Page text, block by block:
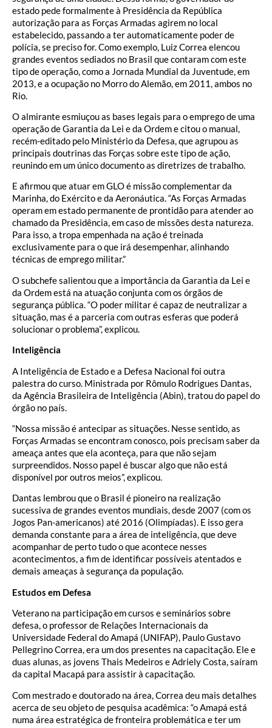
estado pede formalmente à Presidência da República
autorização para as Forças Armadas agirem no local
estabelecido, passando a ter automaticamente poder de
polícia, se preciso for. Como exemplo, Luiz Correa elencou
grandes eventos sediados no Brasil que contaram com este
tipo de operação, como a Jornada Mundial da Juventude, em
2013, e a ocupação no Morro do Alemão, em 2011, ambos no
Rio.
O almirante esmiuçou as bases legais para o emprego de uma
operação de Garantia da Lei e da Ordem e citou o manual,
recém-editado pelo Ministério da Defesa, que agrupou as
principais doutrinas das Forças sobre este tipo de ação,
reunindo em um único documento as diretrizes de trabalho.
E afirmou que atuar em GLO é missão complementar da
Marinha, do Exército e da Aeronáutica. “As Forças Armadas
operam em estado permanente de prontidão para atender ao
chamado da Presidência, em caso de missões desta natureza.
Para isso, a tropa empenhada na ação é treinada
exclusivamente para o que irá desempenhar, alinhando
técnicas de emprego militar.”
O subchefe salientou que a importância da Garantia da Lei e
da Ordem está na atuação conjunta com os órgãos de
segurança pública. “O poder militar é capaz de neutralizar a
situação, mas é a parceria com outras esferas que poderá
solucionar o problema”, explicou.
Inteligência
A Inteligência de Estado e a Defesa Nacional foi outra
palestra do curso. Ministrada por Rômulo Rodrigues Dantas,
da Agência Brasileira de Inteligência (Abin), tratou do papel do
órgão no país.
“Nossa missão é antecipar as situações. Nesse sentido, as
Forças Armadas se encontram conosco, pois precisam saber da
ameaça antes que ela aconteça, para que não sejam
surpreendidos. Nosso papel é buscar algo que não está
disponível por outros meios”, explicou.
Dantas lembrou que o Brasil é pioneiro na realização
sucessiva de grandes eventos mundiais, desde 2007 (com os
Jogos Pan-americanos) até 2016 (Olimpíadas). E isso gera
demanda constante para a área de inteligência, que deve
acompanhar de perto tudo o que acontece nesses
acontecimentos, a fim de identificar possíveis atentados e
demais ameaças à segurança da população.
Estudos em Defesa
Veterano na participação em cursos e seminários sobre
defesa, o professor de Relações Internacionais da
Universidade Federal do Amapá (UNIFAP), Paulo Gustavo
Pellegrino Correa, era um dos presentes na capacitação. Ele e
duas alunas, as jovens Thais Medeiros e Adriely Costa, saíram
da capital Macapá para assistir à capacitação.
Com mestrado e doutorado na área, Correa deu mais detalhes
acerca de seu objeto de pesquisa acadêmica: “o Amapá está
numa área estratégica de fronteira problemática e ter um